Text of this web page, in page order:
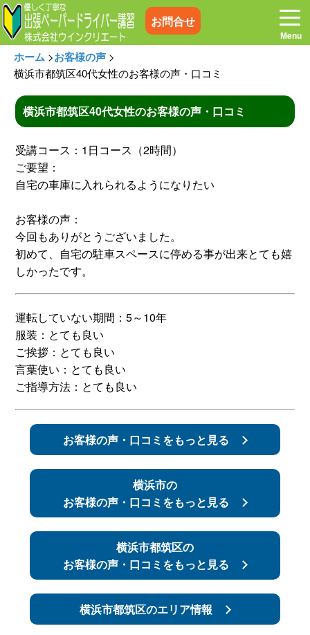
お問合せ
ホーム お電話はこちら
プログラム
よくある質問 空き状況
出張地域 メディア紹介
スタッフ紹介
簡易補助ブレーキと
は
新着情報 会社概要
ホーム >お客様の声 >
横浜市都筑区40代女性のお客様の声・口コミ
横浜市都筑区40代女性のお客様の声・口コミ
受講コース：1日コース（2時間）
ご要望：
自宅の車庫に入れられるようになりたい
お客様の声：
今回もありがとうございました。
初めて、自宅の駐車スペースに停める事が出来とても嬉
しかったです。
運転していない期間：5～10年
服装：とても良い
ご挨拶：とても良い
言葉使い：とても良い
ご指導方法：とても良い
お客様の声・口コミをもっと見る
横浜市の
お客様の声・口コミをもっと見る
横浜市都筑区の
お客様の声・口コミをもっと見る
横浜市都筑区のエリア情報